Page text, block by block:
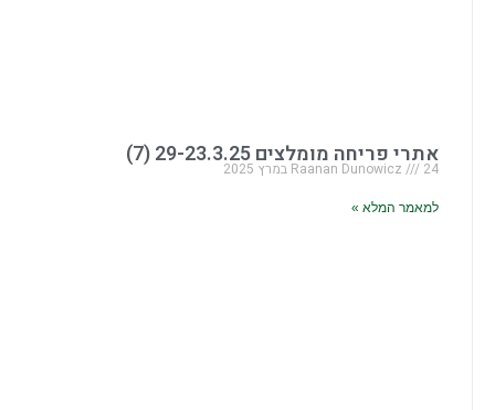
אתרי פריחה מומלצים 29-23.3.25 (7)
Raanan Dunowicz 24 במרץ 2025
למאמר המלא »